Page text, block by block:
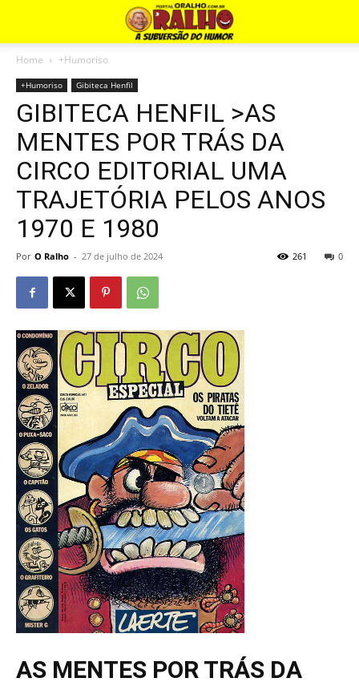
Home +Humoriso
+Humoriso Gibiteca Henfil
GIBITECA HENFIL >AS
MENTES POR TRÁS DA
CIRCO EDITORIAL UMA
TRAJETÓRIA PELOS ANOS
1970 E 1980
Por O Ralho - 27 de julho de 2024 0
261
AS MENTES POR TRÁS DA